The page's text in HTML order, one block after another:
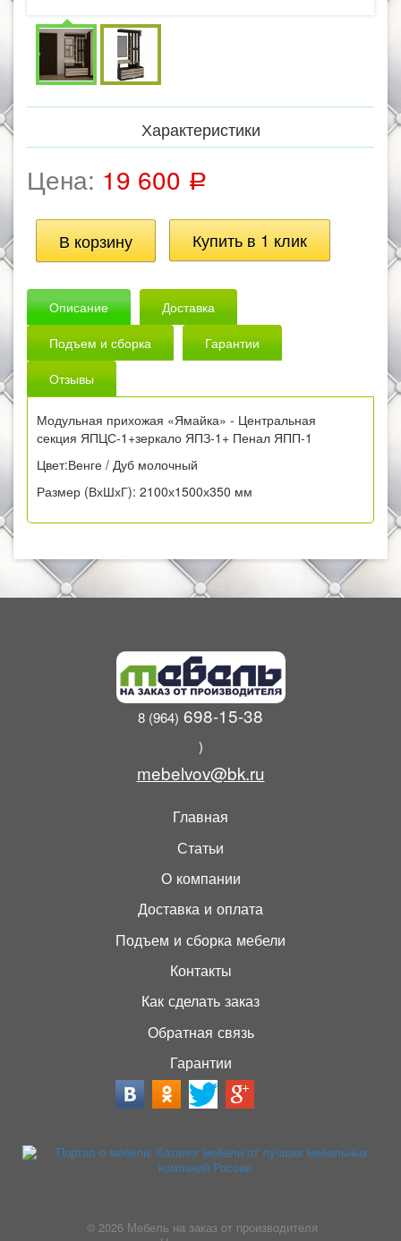
Характеристики
Цена: 19 600 Р
Описание
Доставка
Подъем и сборка
Гарантии
Отзывы
Модульная прихожая «Ямайка» - Центральная
секция ЯПЦС-1+зеркало ЯПЗ-1+ Пенал ЯПП-1
Цвет:Венге / Дуб молочный
Размер (ВхШхГ): 2100х1500х350 мм
8 (964) 698-15-38
)
mebelvov@bk.ru
Главная
Статьи
О компании
Доставка и оплата
Подъем и сборка мебели
Контакты
Как сделать заказ
Обратная связь
Гарантии
© 2026 Мебель на заказ от производителя